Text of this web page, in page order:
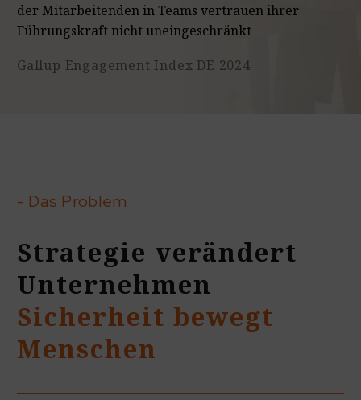
der Mitarbeitenden in Teams vertrauen ihrer
Führungskraft nicht uneingeschränkt
Gallup Engagement Index DE 2024
- Das Problem
Strategie verändert
Unternehmen
Sicherheit bewegt
Menschen